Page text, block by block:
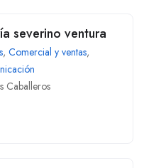
severino ventura
, Comercial y ventas,
Caballeros